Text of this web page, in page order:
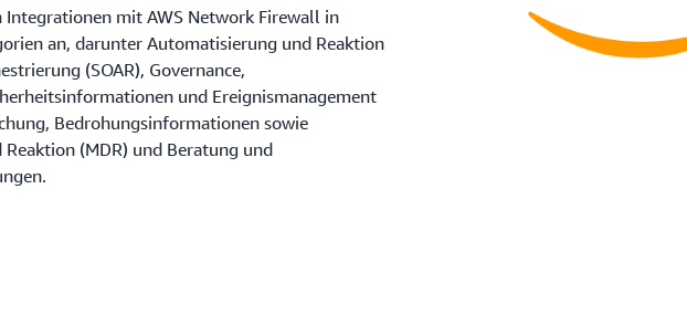
Integrationen mit AWS Network Firewall in
an, darunter Automatisierung und Reaktion
(SOAR), Governance,
und Ereignismanagement
Bedrohungsinformationen sowie
(MDR) und Beratung und